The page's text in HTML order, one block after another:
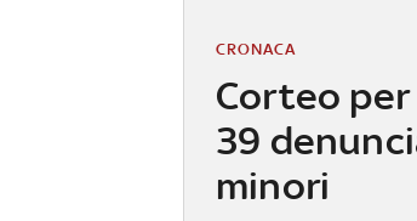
Corteo per
39
minori
CRONACA